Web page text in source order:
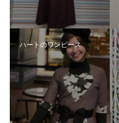
ハートのワンピース